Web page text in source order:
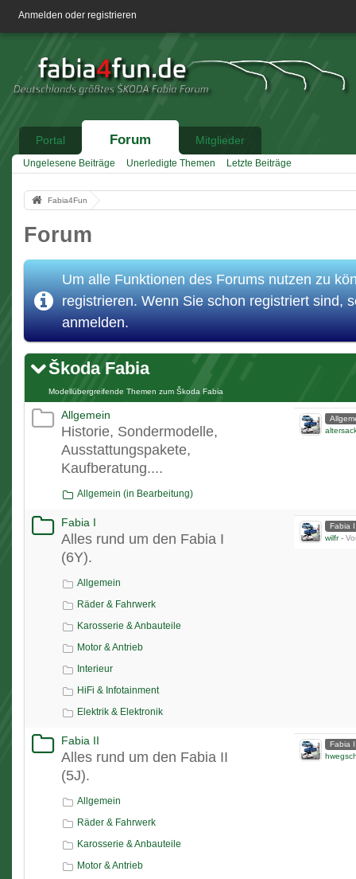
Anmelden oder registrieren
Portal Forum Mitglieder
Ungelesene Beiträge Unerledigte Themen Letzte Beiträge
Fabia4Fun
Forum
Um alle Funktionen des Forums nutzen zu
registrieren. Wenn Sie schon registriert sind,
anmelden.
Škoda Fabia
Modellübergreifende Themen zum Škoda Fabia
Allgemein
Historie, Sondermodelle,
Ausstattungspakete,
Kaufberatung....
Allgemein (in Bearbeitung)
Fabia I
Alles rund um den Fabia I
(6Y).
Fabia I
wilfr-
Allgemein
Räder & Fahrwerk
Karosserie & Anbauteile
Motor & Antrieb
Interieur
HiFi & Infotainment
Elektrik & Elektronik
Fabia II
Alles rund um den Fabia II
(5J).
Fabia
Allgemein
Räder & Fahrwerk
Karosserie & Anbauteile
Motor & Antrieb